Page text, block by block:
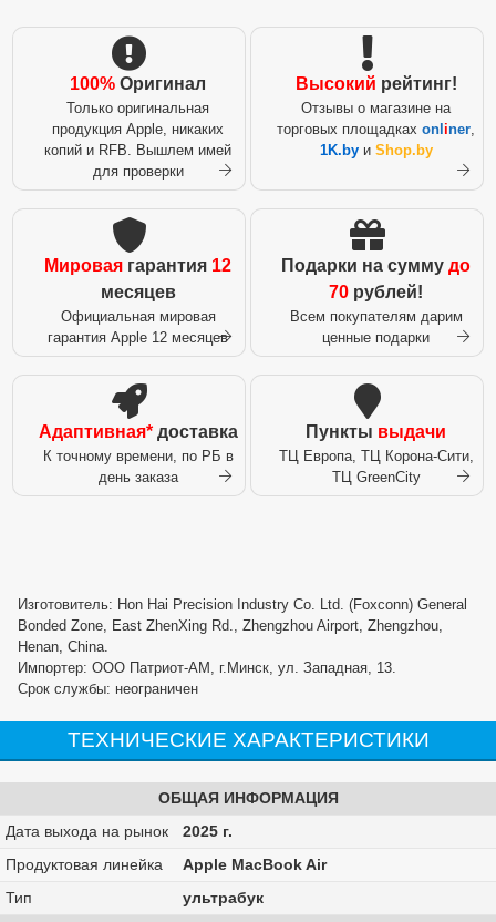
100% Оригинал
Только оригинальная
продукция Apple, никаких
копий и RFB. Вышлем имей
для проверки
Высокий рейтинг!
Отзывы о магазине на
торговых площадках onl iner,
1K.byи Shop.by
Мировая гарантия 12
месяцев
Официальная мировая
гарантия Apple 12 месяцев
Подарки на сумму до
70 рублей!
Всем покупателям дарим
ценные подарки
Адаптивная*доставка
К точному времени, по РБ в
день заказа
Пункты выдачи
ТЦ Европа, ТЦ Корона-Сити,
ТЦ GreenCity
Изготовитель: Hon Hai Precision Industry Co. Ltd. (Foxconn) General
Bonded Zone, East ZhenXing Rd., Zhengzhou Airport, Zhengzhou,
Henan, China.
Импортер: ООО Патриот-АМ, г.Минск, ул. Западная, 13.
Срок службы: неограничен
ТЕХНИЧЕСКИЕ ХАРАКТЕРИСТИКИ
ОБЩАЯ ИНФОРМАЦИЯ
Дата выхода на рынок
2025 г.
Продуктовая линейка
Apple MacBook Air
Тип
ультрабук